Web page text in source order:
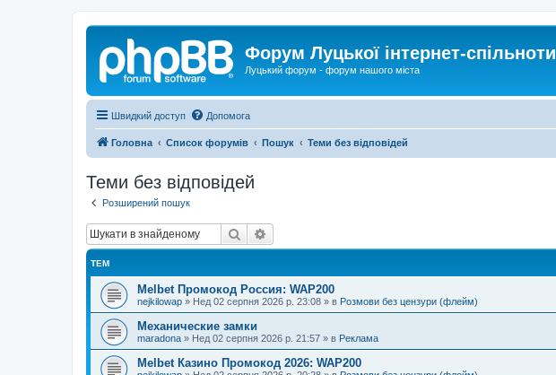
Форум Луцької інтернет-спільноти
Луцький форум - форум нашого міста
Швидкий доступ Допомога
Головна Список форумів Пошук Теми без відповідей
Теми без відповідей
Розширений пошук
Пошук
ТЕМ
Melbet Промокод Россия: WAP200
nejkilowap » Нед 02 серпня 2026 р. 23:08 » в Розмови без цензури (флейм)
Механические замки
maradona » Нед 02 серпня 2026 р. 21:57 » в Реклама
Melbet Казино Промокод 2026: WAP200